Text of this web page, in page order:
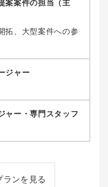
案案件の担当（主
拓、大型案件への参
ジャー
ャー・専門スタッフ
ランを見る